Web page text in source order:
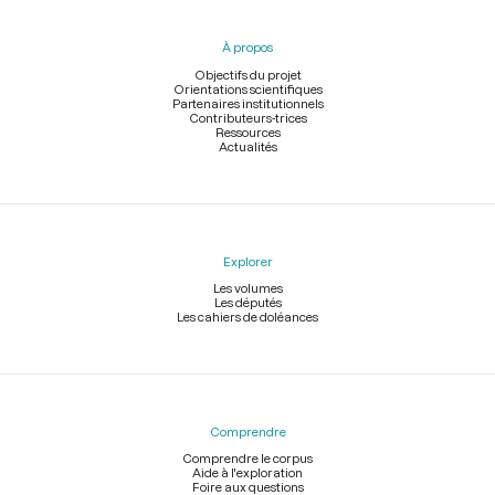
À propos
Objectifs du projet
Orientations scientifiques
Partenaires institutionnels
Contributeurs-trices
Ressources
Actualités
Explorer
Les volumes
Les députés
Les cahiers de doléances
Comprendre
Comprendre le corpus
Aide à l'exploration
Foire aux questions